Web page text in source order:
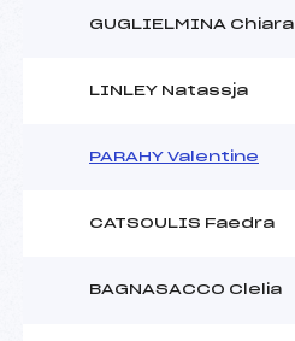
GUGLIELMINA Chiara
LINLEY Natassja
PARAHY Valentine
CATSOULIS Faedra
BAGNASACCO Clelia